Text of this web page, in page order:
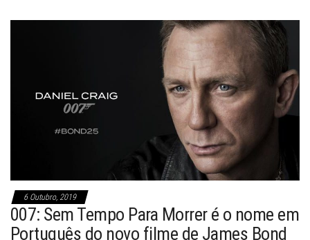
6 Outubro, 2019
007: Sem Tempo Para Morrer é o nome em
Português do novo filme de James Bond